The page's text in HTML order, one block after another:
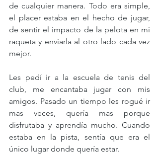
de cualquier manera. Todo era simple,
el placer estaba en el hecho de jugar,
de sentir el impacto de la pelota en mi
raqueta y enviarla al otro lado cada vez
mejor.
Les pedí ir a la escuela de tenis del
club, me encantaba jugar con mis
amigos. Pasado un tiempo les rogué ir
mas veces, quería mas porque
disfrutaba y aprendía mucho. Cuando
estaba en la pista, sentía que era el
único lugar donde quería estar.